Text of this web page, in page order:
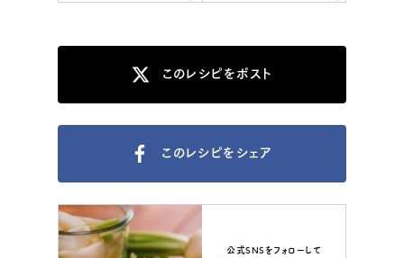
このレシピをポスト
このレシピをシェア
公式SNSをフォローして